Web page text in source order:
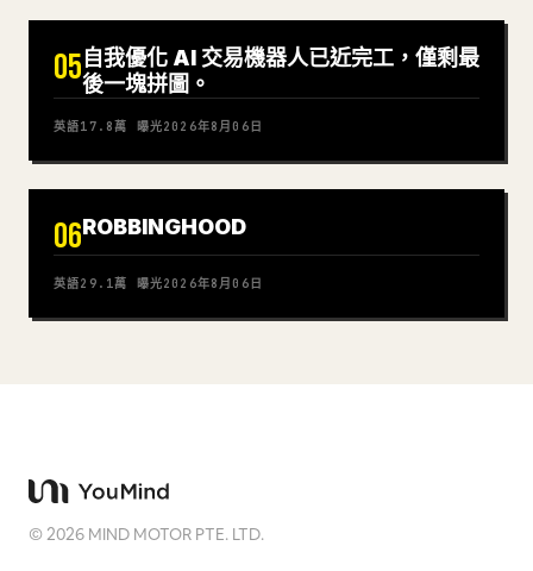
05自我優化 AI 交易機器人已近完工，僅剩最
後一塊拼圖。
英語17.8萬 曝光2026年8月06日
06ROBBINGHOOD
英語29.1萬 曝光2026年8月06日
©2026 MIND MOTOR PTE. LTD.